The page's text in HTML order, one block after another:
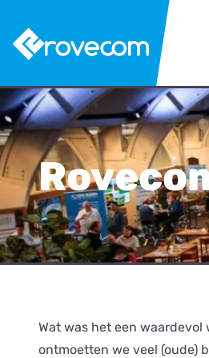
Wat was het een
ontmoetten we veel (oude)